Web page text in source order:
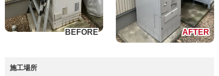
施工場所